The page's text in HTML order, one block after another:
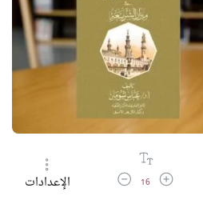
زيادة حجم الخط
16 تقليل حجم الخطالإعدادات